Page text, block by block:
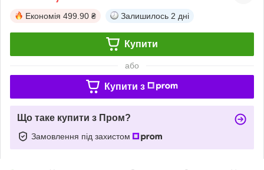
Економія 499.90 ₴ Залишилось 2 дні
Купити
або
Купити з
Що таке купити з Пром?
Замовлення під захистом